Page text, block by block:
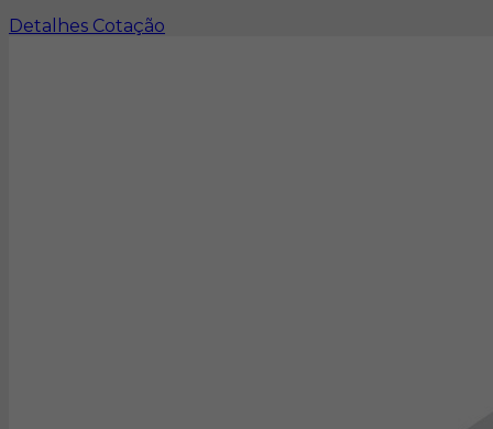
Detalhes Cotação